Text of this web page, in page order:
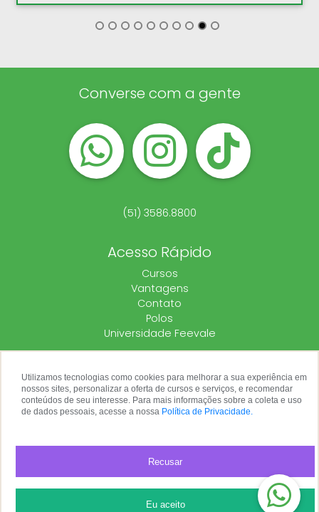
Utilizamos tecnologias como cookies para melhorar a sua experiência em
nossos sites, personalizar a oferta de cursos e serviços, e recomendar
conteúdos de seu interesse. Para mais informações sobre a coleta e uso
de dados pessoais, acesse a nossa Política de Privacidade.
Recusar
Eu aceito
Converse com a gente
(51) 3586.8800
Acesso Rápido
Cursos
Vantagens
Contato
Polos
Universidade Feevale
Todos os direitos reservados.